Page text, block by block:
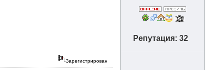
Репутация: 32
Зарегистрирован